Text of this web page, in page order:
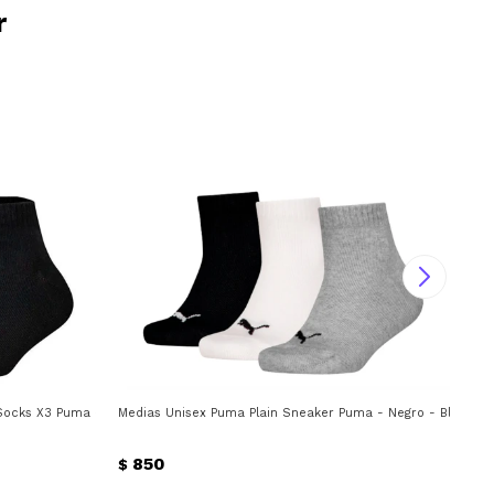
X3 Puma - NegroMedias Unisex Puma Plain Sneaker Puma - Negro - Blanco
$ 850